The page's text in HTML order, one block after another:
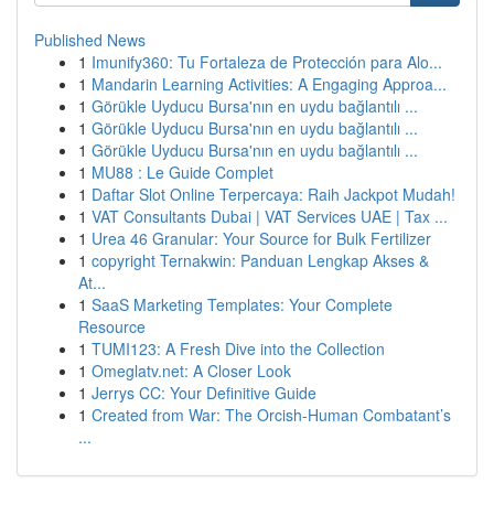
Published News
1 Imunify360: Tu Fortaleza de Protección para Alo...
1 Mandarin Learning Activities: A Engaging Approa...
1 Görükle Uyducu Bursa'nın en uydu bağlantılı ...
1 Görükle Uyducu Bursa'nın en uydu bağlantılı ...
1 Görükle Uyducu Bursa'nın en uydu bağlantılı ...
1 MU88 : Le Guide Complet
1 Daftar Slot Online Terpercaya: Raih Jackpot Mudah!
1 VAT Consultants Dubai | VAT Services UAE | Tax ...
1 Urea 46 Granular: Your Source for Bulk Fertilizer
1 copyright Ternakwin: Panduan Lengkap Akses &
At...
1 SaaS Marketing Templates: Your Complete
Resource
1 TUMI123: A Fresh Dive into the Collection
1 Omeglatv.net: A Closer Look
1 Jerrys CC: Your Definitive Guide
1 Created from War: The Orcish-Human Combatant’s
...